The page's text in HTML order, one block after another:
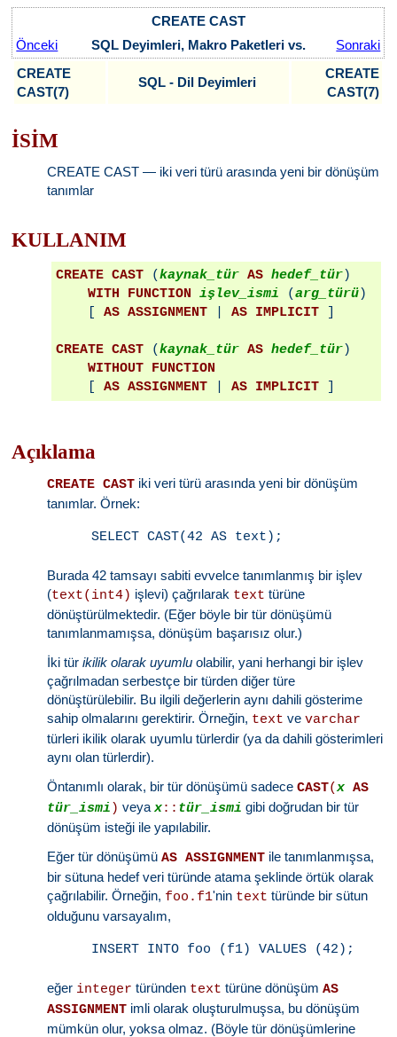
CREATE CAST
Önceki
SQL Deyimleri, Makro Paketleri vs.
Sonraki
CREATE
CAST(7)
SQL - Dil Deyimleri
CREATE
CAST(7)
İSİM
CREATE CAST — iki veri türü arasında yeni bir dönüşüm
tanımlar
KULLANIM
CREATE CAST (kaynak_tür AS hedef_tür)
WITH FUNCTION işlev_ismi (arg_türü)
AS ASSIGNMENT | AS IMPLICIT ]
CREATE CAST (kaynak_tür AS hedef_tür)
WITHOUT FUNCTION
AS ASSIGNMENT | AS IMPLICIT
Açıklama
CREATE CAST iki veri türü arasında yeni bir dönüşüm
tanımlar. Örnek:
Burada 42 tamsayı sabiti evvelce tanımlanmış bir işlev
(text(int4) işlevi) çağrılarak text türüne
dönüştürülmektedir. (Eğer böyle bir tür dönüşümü
tanımlanmamışsa, dönüşüm başarısız olur.)
İki türikilik olarak uyumlu olabilir, yani herhangi bir işlev
çağrılmadan serbestçe bir türden diğer türe
dönüştürülebilir. Bu ilgili değerlerin aynı dahili gösterime
sahip olmalarını gerektirir. Örneğin, text vevarchar
türleri ikilik olarak uyumlu türlerdir (ya da dahili gösterimleri
aynı olan türlerdir).
Öntanımlı olarak, bir tür dönüşümü sadeceCAST(xAS
tür_ismi ) veyax:: tür_ismi gibi doğrudan bir tür
dönüşüm isteği ile yapılabilir.
Eğer tür dönüşümüAS ASSIGNMENT ile tanımlanmışsa,
bir sütuna hedef veri türünde atama şeklinde örtük olarak
çağrılabilir. Örneğin, foo.f1'nin text türünde bir sütun
olduğunu varsayalım,
eğer integer türünden text türüne dönüşümAS
ASSIGNMENT imli olarak oluşturulmuşsa, bu dönüşüm
mümkün olur, yoksa olmaz. (Böyle tür dönüşümlerine